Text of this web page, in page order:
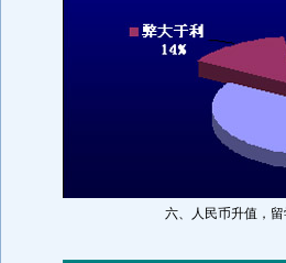
六、人民币升值，